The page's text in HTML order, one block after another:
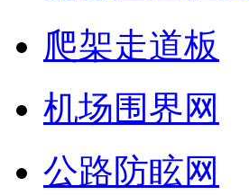
爬架走道板
机场围界网
公路防眩网